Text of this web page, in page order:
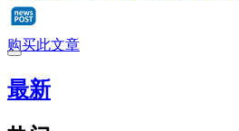
购买此文章
最新